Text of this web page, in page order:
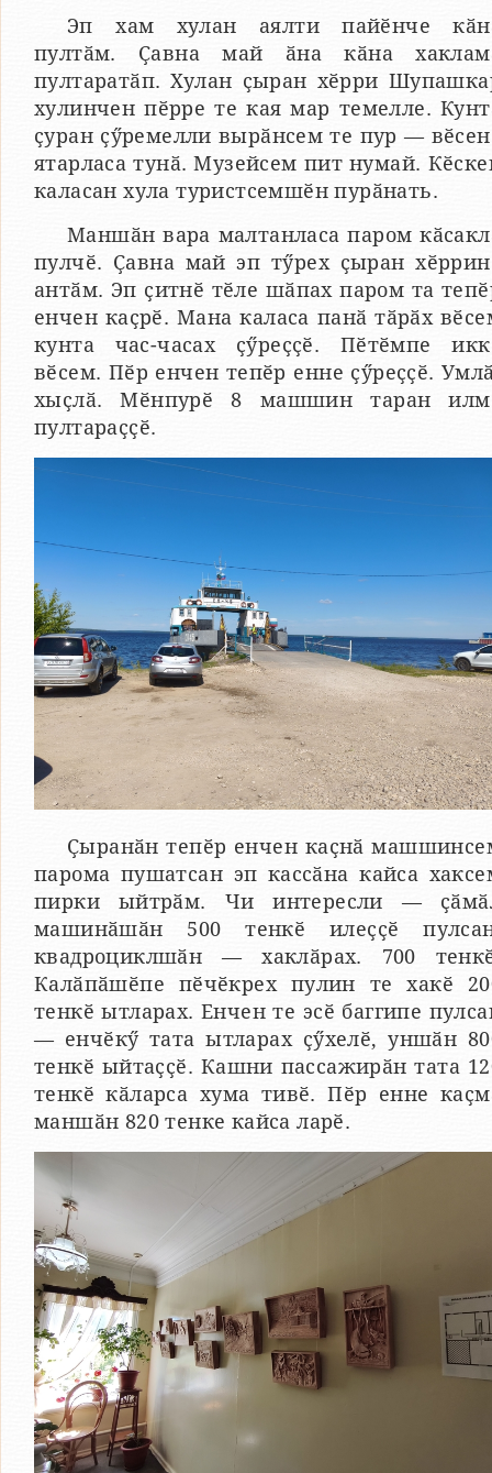
Эп хам хулан аялти пайӗнче
пултӑм. Ҫавна май ӑна кӑна
пултаратӑп. Хулан ҫыран хӗрри
хулинчен пӗрре те кая мар темелле.
ҫуран ҫӳремелли вырӑнсем те пур —
ятарласа тунӑ. Музейсем пит нумай.
каласан хула туристсемшӗн пурӑнать.
Маншӑн вара малтанласа паром
пулчӗ. Ҫавна май эп тӳрех ҫыран
антӑм. Эп ҫитнӗ тӗле шӑпах паром та
енчен каҫрӗ. Мана каласа панӑ тӑрӑх
кунта час-часах ҫӳреҫҫӗ. Пӗтӗмпе
вӗсем. Пӗр енчен тепӗр енне ҫӳреҫҫӗ.
хыҫлӑ. Мӗнпурӗ 8 машшин таран
пултараҫҫӗ.
Ҫыранӑн тепӗр енчен каҫнӑ
парома пушатсан эп кассӑна кайса
пирки ыйтрӑм. Чи интересли —
машинӑшӑн 500 тенкӗ илеҫҫӗ
квадроциклшӑн — хаклӑрах. 700
Калӑпӑшӗпе пӗчӗкрех пулин те хакӗ
тенкӗ ытларах. Енчен те эсӗ баггипе
— енчӗкӳ тата ытларах ҫӳхелӗ, уншӑн
тенкӗ ыйтаҫҫӗ. Кашни пассажирӑн тата
тенкӗ кӑларса хума тивӗ. Пӗр енне
маншӑн 820 тенке кайса ларӗ.